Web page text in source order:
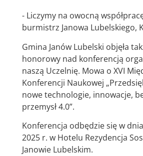
- Liczymy na owocną
burmistrz Janowa Lubelskiego,
Gmina Janów Lubelski objęła
honorowy nad konferencją
naszą Uczelnię. Mowa o XVI
Konferencji Naukowej
nowe technologie, innowacje,
przemysł 4.0”.
Konferencja odbędzie się w
2025 r. w Hotelu Rezydencja
Janowie Lubelskim.